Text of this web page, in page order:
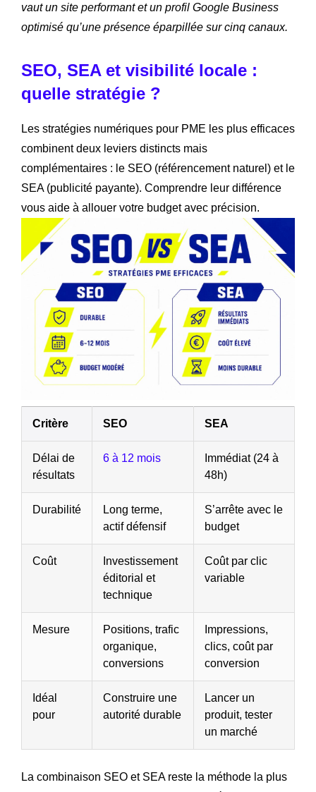
vaut un site performant et un profil Google Business
optimisé qu’une présence éparpillée sur cinq canaux.
SEO, SEA et visibilité locale :
quelle stratégie ?
Les stratégies numériques pour PME les plus efficaces
combinent deux leviers distincts mais
complémentaires : le SEO (référencement naturel) et le
SEA (publicité payante). Comprendre leur différence
vous aide à allouer votre budget avec précision.
Critère SEO SEA
Délai de
résultats
6 à 12 mois
Immédiat (24 à
48h)
Durabilité
Long terme,
actif défensif
S’arrête avec le
budget
Coût
Investissement
éditorial et
technique
Coût par clic
variable
Mesure
Positions, trafic
organique,
conversions
Impressions,
clics, coût par
conversion
Idéal
pour
Construire une
autorité durable
Lancer un
produit, tester
un marché
La combinaison SEO et SEA reste la méthode la plus